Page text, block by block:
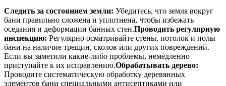
Следить за состоянием земли: Убедитесь, что земля вокруг
бани правильно сложена и уплотнена, чтобы избежать
оседания и деформации банных стен.Проводить регулярную
инспекцию: Регулярно осматривайте стены, потолок и полы
бани на наличие трещин, сколов или других повреждений.
Если вы заметили какие-либо проблемы, немедленно
приступайте к их исправлению.Обрабатывать дерево:
Проводите систематическую обработку деревянных
элементов бани специальными антисептиками или